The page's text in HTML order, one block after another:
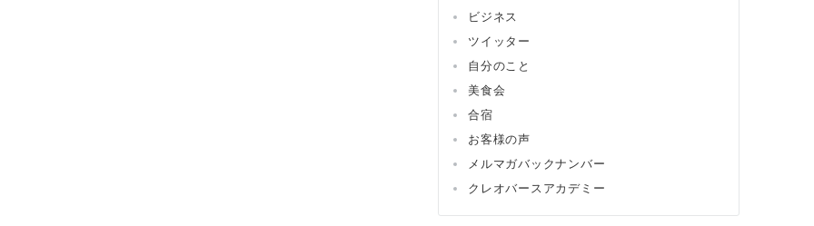
ビジネス
ツイッター
自分のこと
美食会
合宿
お客様の声
メルマガバックナンバー
クレオバースアカデミー